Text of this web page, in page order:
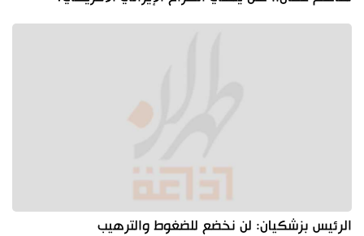
الرئيس بزشكيان: لن نخضع للضغوط والترهيب